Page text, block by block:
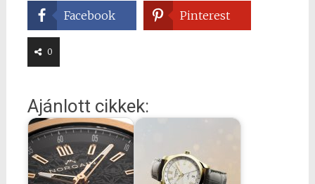
Facebook Pinterest
0
Ajánlott cikkek: